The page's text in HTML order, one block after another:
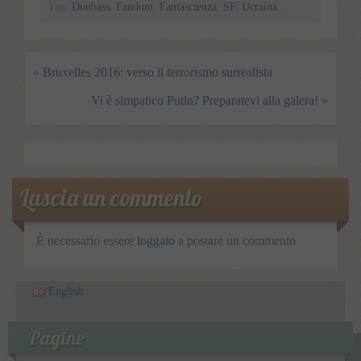
Donbass Fandom Fantascienza SF Ucraina
« Bruxelles 2016: verso il terrorismo surrealista
Vi è simpatico Putin? Preparatevi alla galera! »
Lascia un commento
È necessario essere loggato a postare un commento
English
Pagine